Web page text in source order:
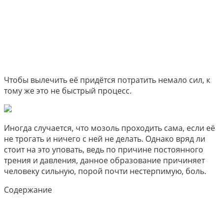
Чтобы вылечить её придётся потратить немало сил, к
тому же это не быстрый процесс.
Иногда случается, что мозоль проходить сама, если её
не трогать и ничего с ней не делать. Однако вряд ли
стоит на это уповать, ведь по причине постоянного
трения и давления, данное образование причиняет
человеку сильную, порой почти нестерпимую, боль.
Содержание